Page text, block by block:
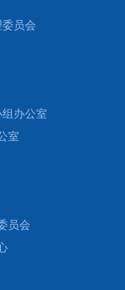
员会
办公室
室
员会